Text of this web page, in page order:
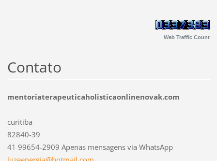
Web Traffic Count
Contato
mentoriaterapeuticaholisticaonlinenovak.com
curitiba
82840-39
41 99654-2909 Apenas mensagens via WhatsApp